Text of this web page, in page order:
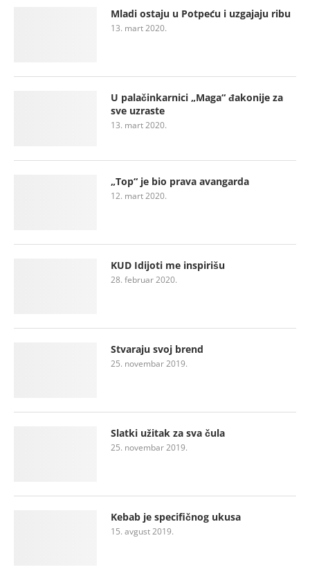
Mladi ostaju u Potpeću i uzgajaju ribu
13. mart 2020.
U palačinkarnici „Maga“ đakonije za
sve uzraste
13. mart 2020.
„Top“ je bio prava avangarda
12. mart 2020.
KUD Idijoti me inspirišu
28. februar 2020.
Stvaraju svoj brend
25. novembar 2019.
Slatki užitak za sva čula
25. novembar 2019.
Kebab je specifičnog ukusa
15. avgust 2019.